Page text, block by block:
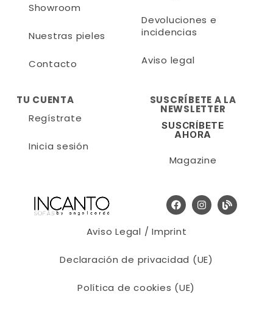
Showroom
Nuestras pieles
Contacto
Devoluciones e
incidencias
Aviso legal
TU CUENTA
Regístrate
Inicia sesión
SUSCRÍBETE A LA
NEWSLETTER
SUSCRÍBETE
AHORA
Magazine
Aviso Legal / Imprint
Declaración de privacidad (UE)
Política de cookies (UE)